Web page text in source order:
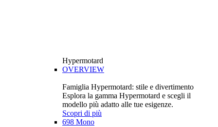
Hypermotard
OVERVIEW
Famiglia Hypermotard: stile e divertimento
Esplora la gamma Hypermotard e scegli il
modello più adatto alle tue esigenze.
Scopri di più
698 Mono